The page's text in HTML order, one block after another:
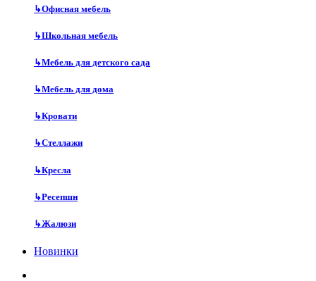
↳Офисная мебель
↳Школьная мебель
↳Мебель для детского сада
↳Мебель для дома
↳Кровати
↳Стеллажи
↳Кресла
↳Ресепшн
↳Жалюзи
Новинки